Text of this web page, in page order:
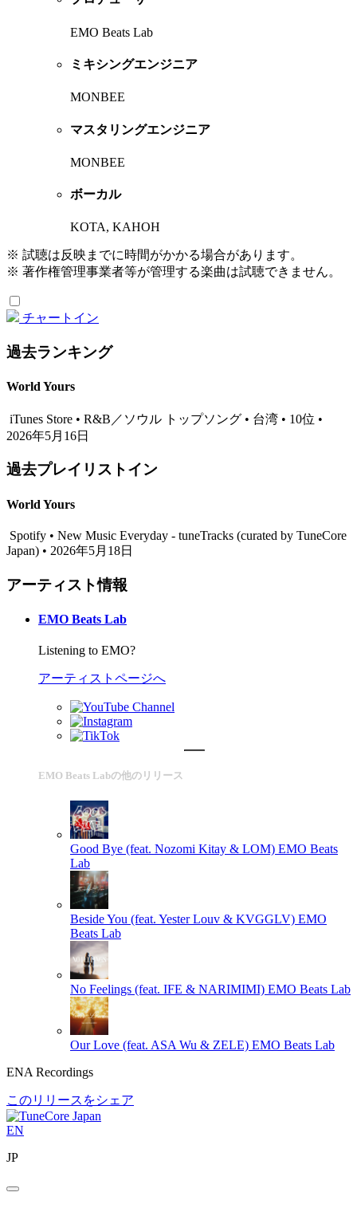
EMO Beats Lab
ミキシングエンジニア
MONBEE
マスタリングエンジニア
MONBEE
ボーカル
KOTA, KAHOH
※ 試聴は反映までに時間がかかる場合があります。
※ 著作権管理事業者等が管理する楽曲は試聴できません。
チャートイン
過去ランキング
World Yours
iTunes Store • R&B／ソウル トップソング • 台湾 • 10位 •
2026年5月16日
過去プレイリストイン
World Yours
Spotify • New Music Everyday - tuneTracks (curated by TuneCore
Japan) • 2026年5月18日
アーティスト情報
EMO Beats Lab
Listening to EMO?
アーティストページへ
EMO Beats Labの他のリリース
Good Bye (feat. Nozomi Kitay & LOM) EMO Beats
Lab
Beside You (feat. Yester Louv & KVGGLV) EMO
Beats Lab
No Feelings (feat. IFE & NARIMIMI) EMO Beats Lab
Our Love (feat. ASA Wu & ZELE) EMO Beats Lab
ENA Recordings
このリリースをシェア
EN
JP